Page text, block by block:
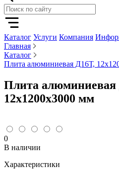
Каталог Услуги Компания
Главная
Каталог
Плита алюминиевая Д16Т,
Плита алюминиевая
12х1200х3000 мм
0
В наличии
Характеристики